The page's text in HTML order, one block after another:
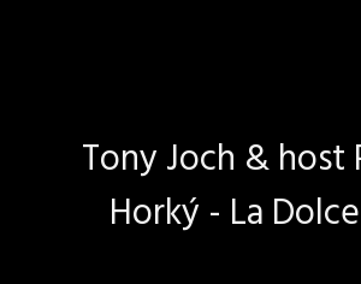
Tony Joch & host
Horký - La